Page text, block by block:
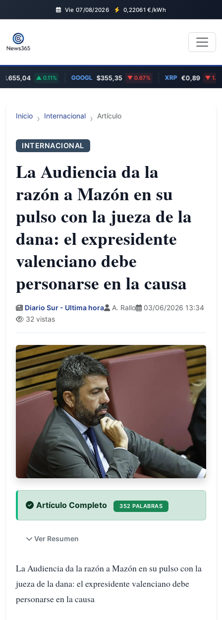
Vie 07/08/2026 0,22061 €/kWh
0.11% GOOGL $355,35 0.67% XRP €0,89 1.8%
Inicio Internacional Artículo
INTERNACIONAL
La Audiencia da la
razón a Mazón en su
pulso con la jueza de la
dana: el expresidente
valenciano debe
personarse en la causa
Diario Sur - Ultima hora A. Rallo
03/06/2026 13:34
32 vistas
Artículo Completo 352 PALABRAS
Ver Resumen
La Audiencia da la razón a Mazón en su pulso con la
jueza de la dana: el expresidente valenciano debe
personarse en la causa